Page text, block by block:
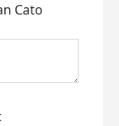
Cato